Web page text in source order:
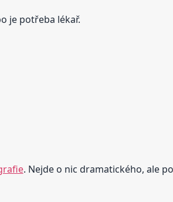
je potřeba lékař.
. Nejde o nic dramatického, ale